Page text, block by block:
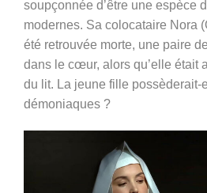
soupçonnée d’être une espèce
modernes. Sa colocataire Nora
été retrouvée morte, une paire
dans le cœur, alors qu’elle était
du lit. La jeune fille possèderait-
démoniaques ?